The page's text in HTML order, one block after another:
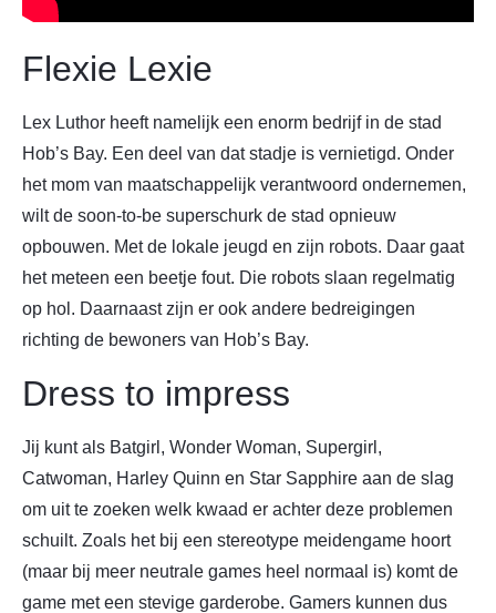
Flexie Lexie
Lex Luthor heeft namelijk een enorm bedrijf in de stad
Hob’s Bay. Een deel van dat stadje is vernietigd. Onder
het mom van maatschappelijk verantwoord ondernemen,
wilt de soon-to-be superschurk de stad opnieuw
opbouwen. Met de lokale jeugd en zijn robots. Daar gaat
het meteen een beetje fout. Die robots slaan regelmatig
op hol. Daarnaast zijn er ook andere bedreigingen
richting de bewoners van Hob’s Bay.
Dress to impress
Jij kunt als Batgirl, Wonder Woman, Supergirl,
Catwoman, Harley Quinn en Star Sapphire aan de slag
om uit te zoeken welk kwaad er achter deze problemen
schuilt. Zoals het bij een stereotype meidengame hoort
(maar bij meer neutrale games heel normaal is) komt de
game met een stevige garderobe. Gamers kunnen dus